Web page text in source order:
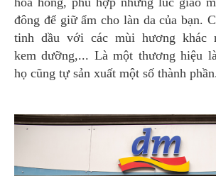
đông để giữ ẩm cho làn da của bạn.
tinh dầu với các mùi hương khác
kem dưỡng,... Là một thương hiệu
họ cũng tự sản xuất một số thành